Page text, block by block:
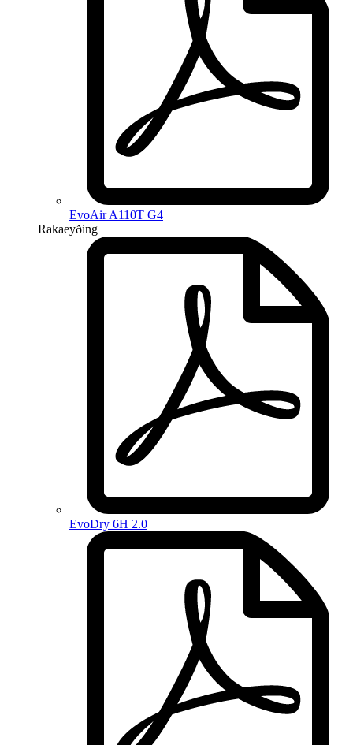
EvoAir A110T G4
Rakaeyðing
EvoDry 6H 2.0